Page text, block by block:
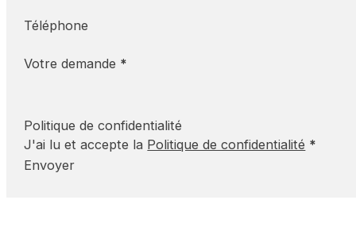
Téléphone
Votre demande *
Politique de confidentialité
J'ai lu et accepte la Politique de confidentialité *
Envoyer